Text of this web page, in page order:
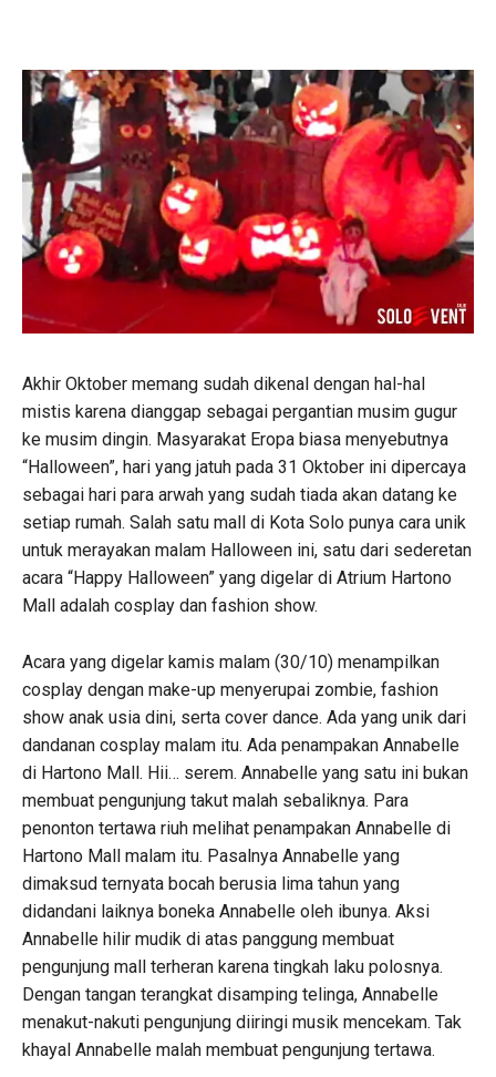
Akhir Oktober memang sudah dikenal dengan hal-hal
mistis karena dianggap sebagai pergantian musim gugur
ke musim dingin. Masyarakat Eropa biasa menyebutnya
“Halloween”, hari yang jatuh pada 31 Oktober ini dipercaya
sebagai hari para arwah yang sudah tiada akan datang ke
setiap rumah. Salah satu mall di Kota Solo punya cara unik
untuk merayakan malam Halloween ini, satu dari sederetan
acara “Happy Halloween” yang digelar di Atrium Hartono
Mall adalah cosplay dan fashion show.
Acara yang digelar kamis malam (30/10) menampilkan
cosplay dengan make-up menyerupai zombie, fashion
show anak usia dini, serta cover dance. Ada yang unik dari
dandanan cosplay malam itu. Ada penampakan Annabelle
di Hartono Mall. Hii… serem. Annabelle yang satu ini bukan
membuat pengunjung takut malah sebaliknya. Para
penonton tertawa riuh melihat penampakan Annabelle di
Hartono Mall malam itu. Pasalnya Annabelle yang
dimaksud ternyata bocah berusia lima tahun yang
didandani laiknya boneka Annabelle oleh ibunya. Aksi
Annabelle hilir mudik di atas panggung membuat
pengunjung mall terheran karena tingkah laku polosnya.
Dengan tangan terangkat disamping telinga, Annabelle
menakut-nakuti pengunjung diiringi musik mencekam. Tak
khayal Annabelle malah membuat pengunjung tertawa.